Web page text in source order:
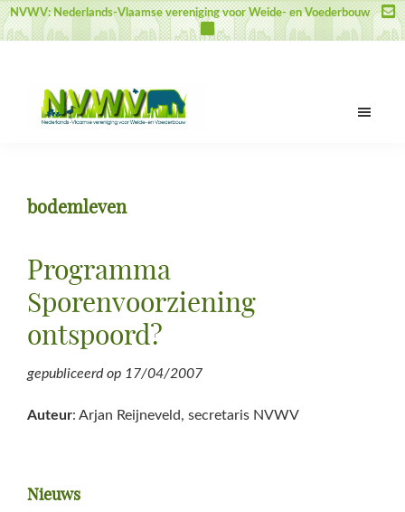
Door
naar
inhoud
Spring
naar
sidebar
Spring
naar
NVWV: Nederlands-Vlaamse vereniging voor Weide- en Voederbouw
voor
en
Voederbouw
bodemleven
Programma
Sporenvoorziening
ontspoord?
gepubliceerd op 17/04/2007
Auteur: Arjan Reijneveld, secretaris NVWV
Primaire
Nieuws